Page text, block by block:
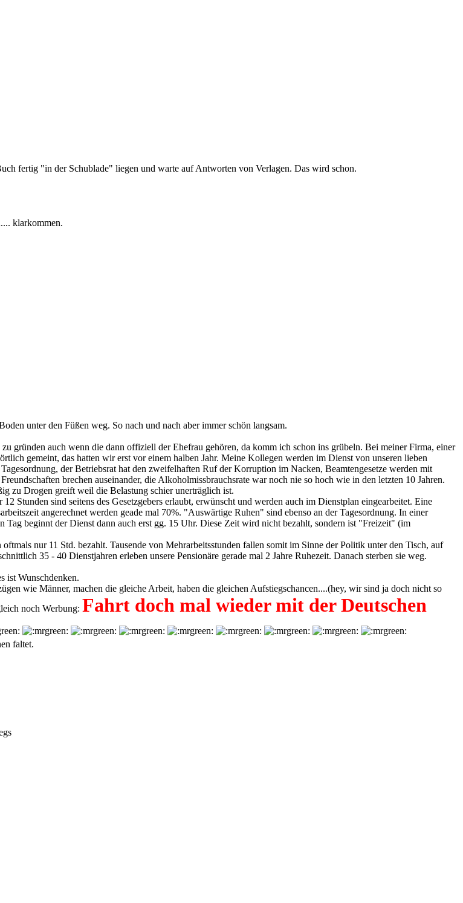
fertig "in der Schublade" liegen und warte auf Antworten von Verlagen. Das wird schon.
klarkommen.
unter den Füßen weg. So nach und nach aber immer schön langsam.
gründen auch wenn die dann offiziell der Ehefrau gehören, da komm ich schon ins grübeln. Bei meiner Firma, einer
gemeint, das hatten wir erst vor einem halben Jahr. Meine Kollegen werden im Dienst von unseren lieben
der Betriebsrat hat den zweifelhaften Ruf der Korruption im Nacken, Beamtengesetze werden mit
brechen auseinander, die Alkoholmissbrauchsrate war noch nie so hoch wie in den letzten 10 Jahren.
zu Drogen greift weil die Belastung schier unerträglich ist.
Stunden sind seitens des Gesetzgebers erlaubt, erwünscht und werden auch im Dienstplan eingearbeitet. Eine
angerechnet werden geade mal 70%. "Auswärtige Ruhen" sind ebenso an der Tagesordnung. In einer
Tag beginnt der Dienst dann auch erst gg. 15 Uhr. Diese Zeit wird nicht bezahlt, sondern ist "Freizeit" (im
nur 11 Std. bezahlt. Tausende von Mehrarbeitsstunden fallen somit im Sinne der Politik unter den Tisch, auf
35 - 40 Dienstjahren erleben unsere Pensionäre gerade mal 2 Jahre Ruhezeit. Danach sterben sie weg.
ist Wunschdenken.
wie Männer, machen die gleiche Arbeit, haben die gleichen Aufstiegschancen....(hey, wir sind ja doch nicht so
noch Werbung: Fahrt doch mal wieder mit der Deutschen
faltet.